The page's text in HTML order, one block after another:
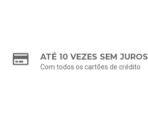
ATÉ 10 VEZES SEM JUROS
Com todos os cartões de crédito